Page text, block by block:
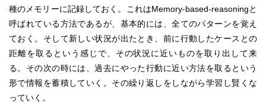
種のメモリーに記録しておく。これはMemory-based-reasoningと
呼ばれている方法であるが、基本的には、全てのパターンを覚え
ておく。そして新しい状況が出たとき、前に行動したケースとの
距離を取るという感じで、その状況に近いものを取り出して来
る。その次の時には、過去にやった行動に近い方法を取るという
形で情報を蓄積していく。その繰り返しをしながら学習し賢くな
っていく。